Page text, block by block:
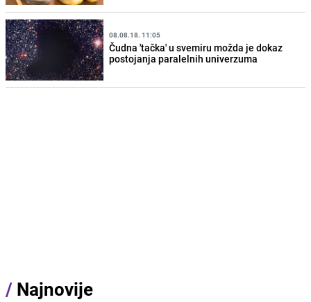
08.08.18. 11:05
Čudna 'tačka' u svemiru možda je dokaz
postojanja paralelnih univerzuma
/ Najnovije